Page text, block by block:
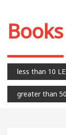
less than 10
greater than